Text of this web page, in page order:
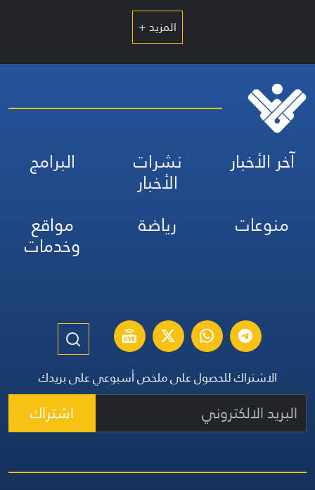
المزيد +
آخر الأخبار نشرات
الأخبار
البرامج
منوعات
رياضة مواقع
وخدمات
الاشتراك للحصول على ملخص أسبوعي على بريدك
اشتراك